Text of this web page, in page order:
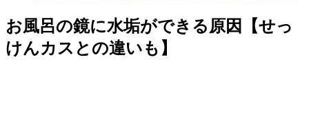
お風呂の鏡に水垢ができる原因【せっ
けんカスとの違いも】